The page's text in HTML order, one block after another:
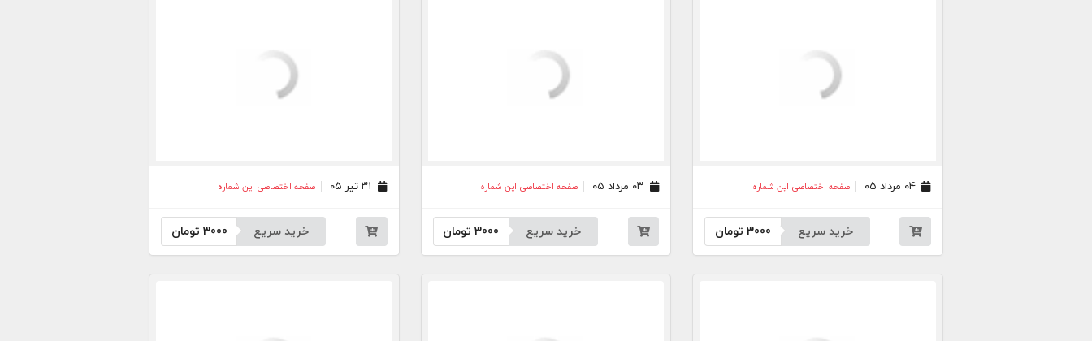
۰۴ مرداد ۰۵ صفحه اختصاصی این شماره
خرید سریع 3000 تومان
صفحه اختصاصی این شماره
خرید سریع 3000تومان
صفحه اختصاصی این شماره
خرید سریع 3000 تومان